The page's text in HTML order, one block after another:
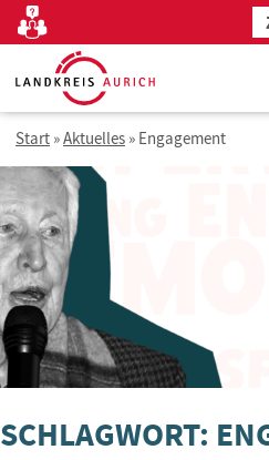
Zum
Inhalt
springen
Kontakt
Start »Aktuelles » Engagement
SCHLAGWORT: